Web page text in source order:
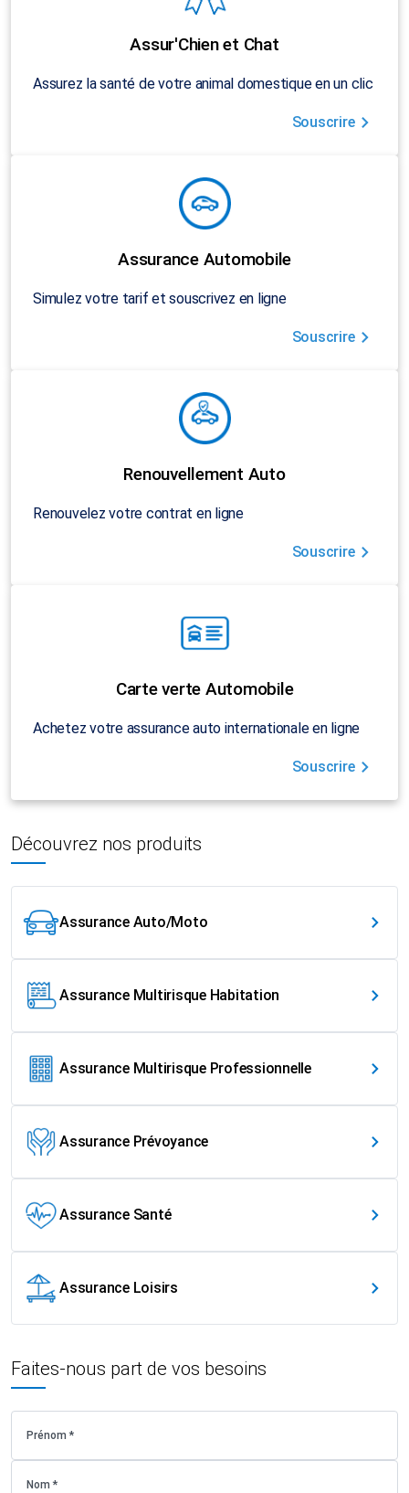
Assur'Chien et Chat
Assurez la santé de votre animal domestique en un clic
Souscrire
Assurance Automobile
Simulez votre tarif et souscrivez en ligne
Souscrire
Renouvellement Auto
Renouvelez votre contrat en ligne
Souscrire
Carte verte Automobile
Achetez votre assurance auto internationale en ligne
Souscrire
Découvrez nos produits
Assurance Auto/Moto
Assurance Multirisque Habitation
Assurance Multirisque Professionnelle
Assurance Prévoyance
Assurance Santé
Assurance Loisirs
Faites-nous part de vos besoins